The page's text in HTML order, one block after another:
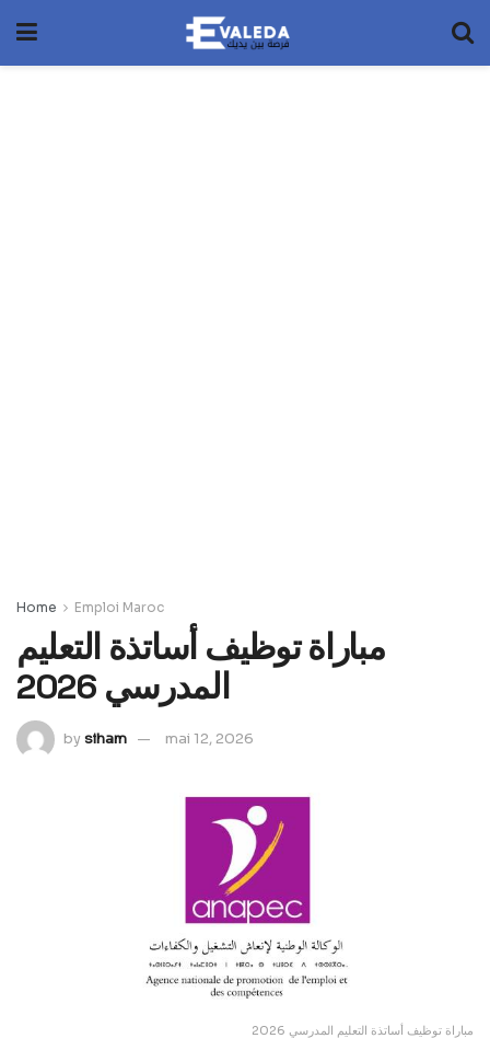
Home Emploi Maroc
مباراة توظيف أساتذة التعليم
المدرسي 2026
bysiham mai 12, 2026
مباراة توظيف أساتذة التعليم المدرسي 2026